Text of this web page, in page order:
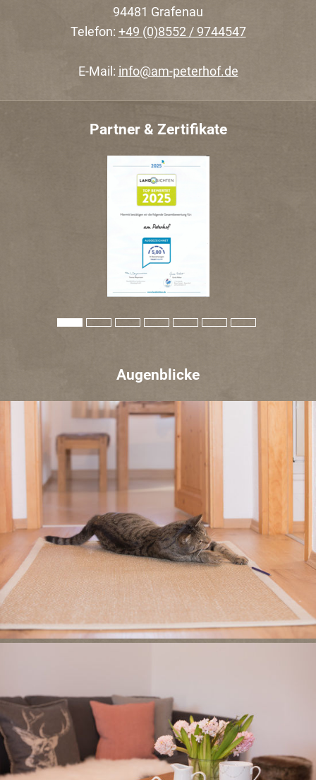
94481 Grafenau
Telefon: +49 (0)8552 / 9744547
E-Mail: info@am-peterhof.de
Partner & Zertifikate
Augenblicke